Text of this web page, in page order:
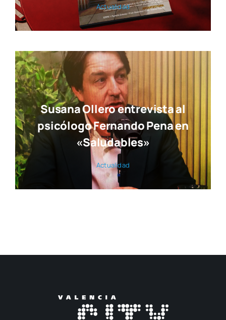
Actua­li­dad
Susana Ollero entrevista al
psicólogo Fernando Pena en
«Saludables»
Actua­li­dad